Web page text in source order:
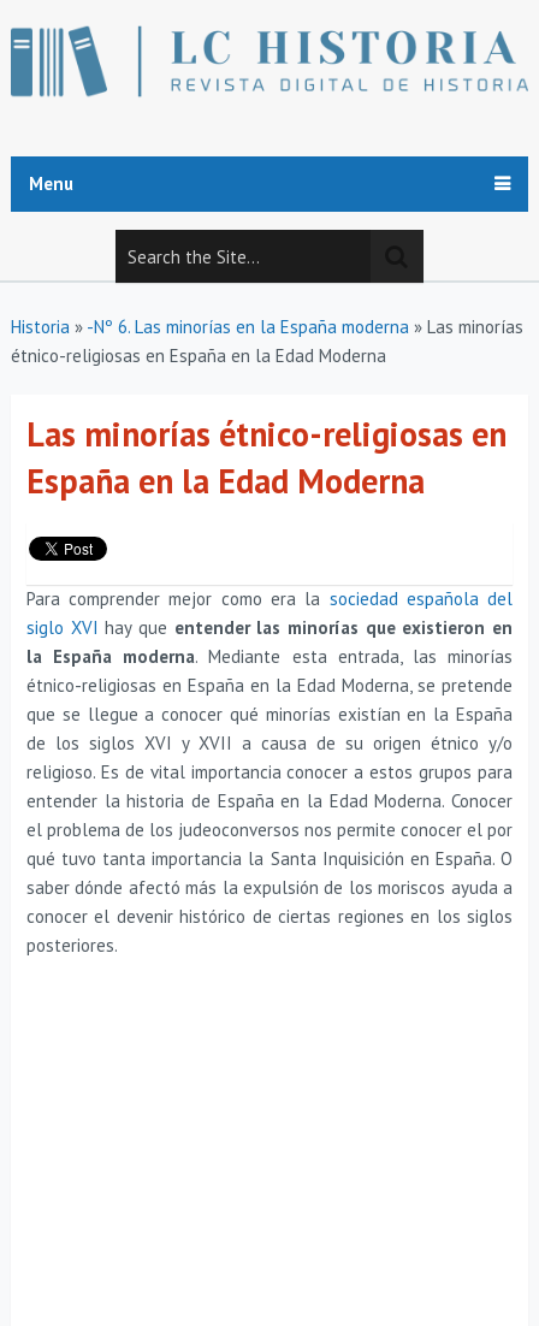
Menu
Historia» -Nº 6. Las minorías en la España moderna» Las minorías
étnico-religiosas en España en la Edad Moderna
Las minorías étnico-religiosas en
España en la Edad Moderna
Para comprender mejor como era la sociedad española del
siglo XVI hay que entender las minorías que existieron en
la España moderna. Mediante esta entrada, las minorías
étnico-religiosas en España en la Edad Moderna, se pretende
que se llegue a conocer qué minorías existían en la España
de los siglos XVI y XVII a causa de su origen étnico y/o
religioso. Es de vital importancia conocer a estos grupos para
entender la historia de España en la Edad Moderna. Conocer
el problema de los judeoconversos nos permite conocer el por
qué tuvo tanta importancia la Santa Inquisición en España. O
saber dónde afectó más la expulsión de los moriscos ayuda a
conocer el devenir histórico de ciertas regiones en los siglos
posteriores.